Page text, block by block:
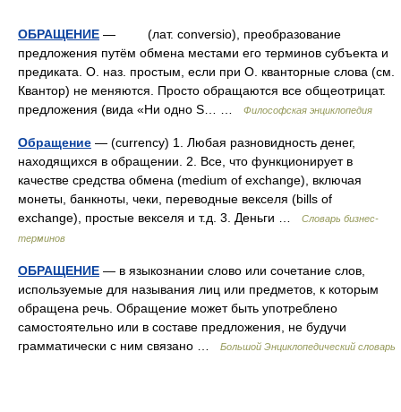
ОБРАЩЕНИЕ — (лат. conversio), преобразование
предложения путём обмена местами его терминов субъекта и
предиката. О. наз. простым, если при О. кванторные слова (см.
Квантор) не меняются. Просто обращаются все общеотрицат.
предложения (вида «Ни одно S… …
Философская энциклопедия
Обращение — (currency) 1. Любая разновидность денег,
находящихся в обращении. 2. Все, что функционирует в
качестве средства обмена (medium of exchange), включая
монеты, банкноты, чеки, переводные векселя (bills of
exchange), простые векселя и т.д. 3. Деньги …
Словарь бизнес-
терминов
ОБРАЩЕНИЕ — в языкознании слово или сочетание слов,
используемые для называния лиц или предметов, к которым
обращена речь. Обращение может быть употреблено
самостоятельно или в составе предложения, не будучи
грамматически с ним связано …
Большой Энциклопедический словарь